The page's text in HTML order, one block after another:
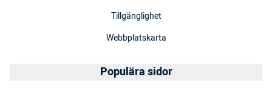
Tillgänglighet
Webbplatskarta
Populära sidor